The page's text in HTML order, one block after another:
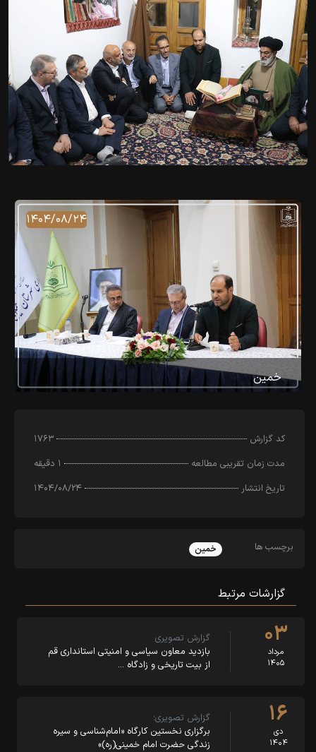
۱۴۰۴/۰۸/۲۴
خمین
کد‌ گزارش
۱۷۶۳
مدت زمان تقریبی مطالعه
۱ دقیقه
تاریخ انتشار
۱۴۰۴/۰۸/۲۴
برچسب ها خمین
گزارشات مرتبط
۰۳
مرداد
۱۴۰۵
گزارش تصویری
بازدید معاون سیاسی و امنیتی استانداری قم
از بیت تاریخی و زادگاه …
۱۶
دی
۱۴۰۴
گزارش تصویری؛
برگزاری نخستین کارگاه «امام‌شناسی و سیره
زندگی حضرت امام خمینی(ره)»